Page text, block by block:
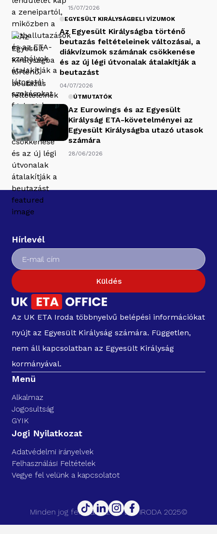
15/07/2026
EGYESÜLT KIRÁLYSÁGBELI VÍZUMOK
Az Egyesült Királyságba történő
beutazás feltételeinek változásai, a
diákvízumok számának csökkenése
és az új légi útvonalak átalakítják a
beutazást
04/07/2026
ÚTMUTATÓK
Az Eurowings és az Egyesült
Királyság ETA-követelményei az
Egyesült Királyságba utazó utasok
számára
28/06/2026
Hírlevél
Küldés
Az UK ETA Iroda többnyelvű belépési információkat
nyújt az Egyesült Királyság számára. Független,
nem áll kapcsolatban az Egyesült Királyság
kormányával.
Menü
Alkalmaz
Jogosultság
GYIK
Jogi Nyilatkozat
Adatvédelmi irányelvek
Felhasználási Feltételek
Vegye fel velünk a kapcsolatot
Minden jog fenntartva. UK ETA IRODA 2025©